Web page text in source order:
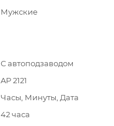
Мужские
С автоподзаводом
AP 2121
Часы, Минуты, Дата
42 часа